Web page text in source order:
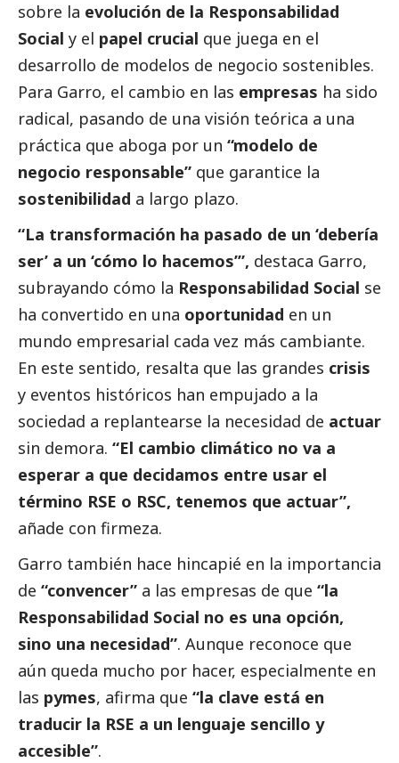
sobre la evolución de la Responsabilidad
Social y el papel crucial que juega en el
desarrollo de modelos de negocio sostenibles.
Para Garro, el cambio en las empresas ha sido
radical, pasando de una visión teórica a una
práctica que aboga por un “modelo de
negocio responsable” que garantice la
sostenibilidad a largo plazo.
“La transformación ha pasado de un ‘debería
ser’ a un ‘cómo lo hacemos’”, destaca Garro,
subrayando cómo la Responsabilidad Social se
ha convertido en una oportunidad en un
mundo empresarial cada vez más cambiante.
En este sentido, resalta que las grandes crisis
y eventos históricos han empujado a la
sociedad a replantearse la necesidad de actuar
sin demora. “El cambio climático no va a
esperar a que decidamos entre usar el
término RSE o RSC, tenemos que actuar”,
añade con firmeza.
Garro también hace hincapié en la importancia
de “convencer” a las empresas de que “la
Responsabilidad Social no es una opción,
sino una necesidad”. Aunque reconoce que
aún queda mucho por hacer, especialmente en
las pymes, afirma que “la clave está en
traducir la RSE a un lenguaje sencillo y
accesible”.